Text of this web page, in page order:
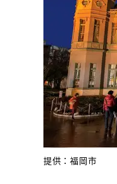
提供：福岡市